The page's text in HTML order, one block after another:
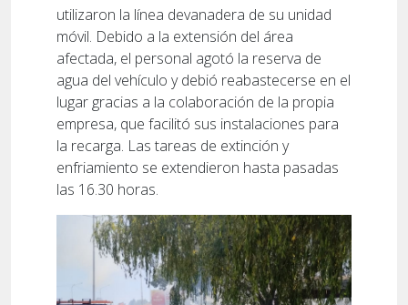
utilizaron la línea devanadera de su unidad
móvil. Debido a la extensión del área
afectada, el personal agotó la reserva de
agua del vehículo y debió reabastecerse en el
lugar gracias a la colaboración de la propia
empresa, que facilitó sus instalaciones para
la recarga. Las tareas de extinción y
enfriamiento se extendieron hasta pasadas
las 16.30 horas.